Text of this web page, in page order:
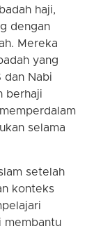
haji,
dengan
Mereka
yang
dan Nabi
berhaji
selama
setelah
konteks
membantu